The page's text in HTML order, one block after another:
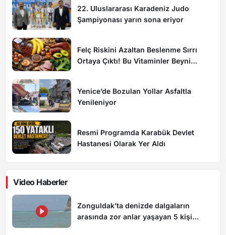
22. Uluslararası Karadeniz Judo
Şampiyonası yarın sona eriyor
Felç Riskini Azaltan Beslenme Sırrı
Ortaya Çıktı! Bu Vitaminler Beyni
Yenice’de Bozulan Yollar Asfaltla
Yenileniyor
Resmi Programda Karabük Devlet
Hastanesi Olarak Yer Aldı
Video Haberler
Zonguldak’ta denizde dalgaların
arasında zor anlar yaşayan 5 kişi